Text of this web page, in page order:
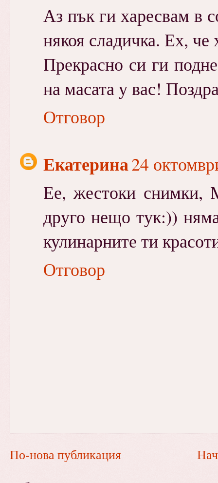
Аз пък ги харесвам в
някоя сладичка. Ех,
Прекрасно си ги
на масата у вас!
Отговор
Екатерина24
Ее, жестоки снимки,
друго нещо тук:))
кулинарните ти
Отговор
По-нова публикация